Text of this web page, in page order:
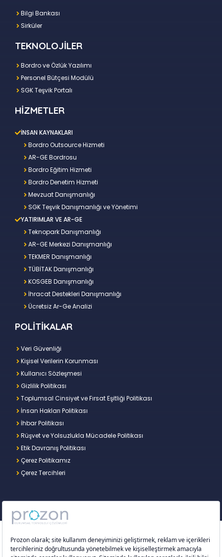
Bilgi Bankası
Sirküler
TEKNOLOJİLER
Bordro ve Özlük Yazılımı
Personel Bütçesi Modülü
SGK Teşvik Portalı
HİZMETLER
İNSAN KAYNAKLARI
Bordro Outsource Hizmeti
AR-GE Bordrosu
Bordro Eğitim Hizmeti
Bordro Denetim Hizmeti
Mevzuat Danışmanlığı
SGK Teşvik Danışmanlığı ve Yönetimi
YATIRIMLAR VE AR-GE
Teknopark Danışmanlığı
AR-GE Merkezi Danışmanlığı
TEKMER Danışmanlığı
TÜBİTAK Danışmanlığı
KOSGEB Danışmanlığı
İhracat Destekleri Danışmanlığı
Ücretsiz Ar-Ge Analizi
POLİTİKALAR
Veri Güvenliği
Kişisel Verilerin Korunması
Kullanıcı Sözleşmesi
Gizlilik Politikası
Toplumsal Cinsiyet ve Fırsat Eşitliği Politikası
İnsan Hakları Politikası
İhbar Politikası
Rüşvet ve Yolsuzlukla Mücadele Politikası
Etik Davranış Politikası
Çerez Politikamız
Çerez Tercihleri
Copyright © 2026 – Prozon. Prozon markası ve
Prozon Kurumsal Teknoloji Çözümleri Anonim